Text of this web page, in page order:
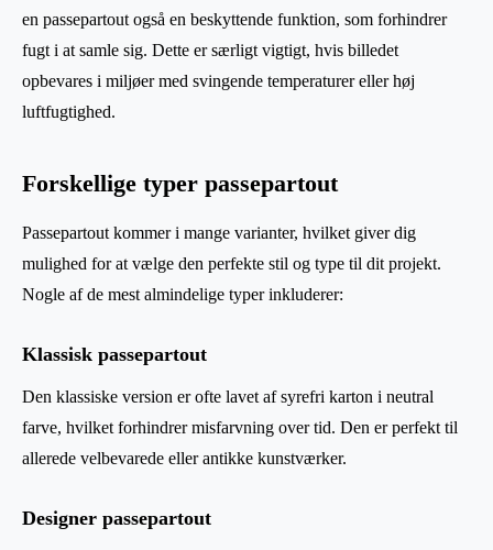
en passepartout også en beskyttende funktion, som forhindrer
fugt i at samle sig. Dette er særligt vigtigt, hvis billedet
opbevares i miljøer med svingende temperaturer eller høj
luftfugtighed.
Forskellige typer passepartout
Passepartout kommer i mange varianter, hvilket giver dig
mulighed for at vælge den perfekte stil og type til dit projekt.
Nogle af de mest almindelige typer inkluderer:
Klassisk passepartout
Den klassiske version er ofte lavet af syrefri karton i neutral
farve, hvilket forhindrer misfarvning over tid. Den er perfekt til
allerede velbevarede eller antikke kunstværker.
Designer passepartout